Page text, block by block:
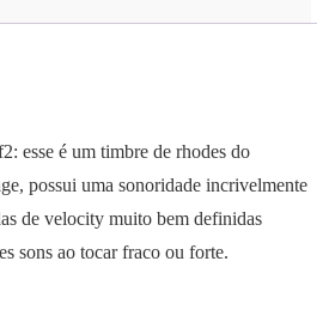
esse é um timbre de rhodes do
possui uma sonoridade incrivelmente
de velocity muito bem definidas
sons ao tocar fraco ou forte.